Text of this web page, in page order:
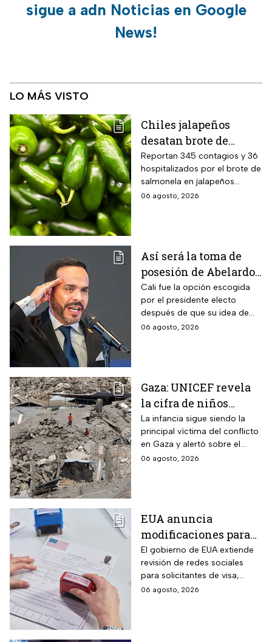
sigue a adn Noticias en Google
News!
LO MÁS VISTO
Chiles jalapeños
desatan brote de
salmonella en 27
estados de EUA
Reportan 345 contagios y 36
hospitalizados por el brote de
salmonela en jalapeños
exportados desde México
06 agosto, 2026
Así será la toma de
posesión de Abelardo
de la Espriella en Cali,
Colombia: fecha, hora
y dónde ver
Cali fue la opción escogida
por el presidente electo
después de que su idea de
hacerlo en una guarnición
06 agosto, 2026
Gaza: UNICEF revela
la cifra de niños
muertos tras alto al
fuego
La infancia sigue siendo la
principal víctima del conflicto
en Gaza y alertó sobre el
aumento de menores
06 agosto, 2026
EUA anuncia
modificaciones para
el trámite de la visa:
mexicanos deberán
cumplir nueva
medida
El gobierno de EUA extiende
revisión de redes sociales
para solicitantes de visa,
incluyendo mexicanos y
06 agosto, 2026